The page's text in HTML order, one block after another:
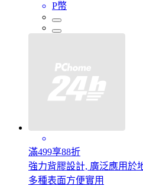
P幣
滿499享88折
強力背膠設計, 廣泛應用於
多種表面方便實用